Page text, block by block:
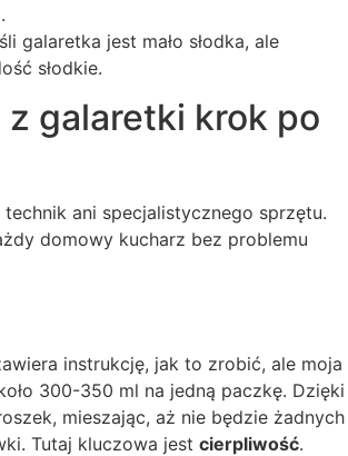
galaretka jest mało słodka, ale
słodkie.
galaretki krok po
ani specjalistycznego sprzętu.
domowy kucharz bez problemu
instrukcję, jak to zrobić, ale moja
300-350 ml na jedną paczkę. Dzięki
mieszając, aż nie będzie żadnych
Tutaj kluczowa jest cierpliwość.